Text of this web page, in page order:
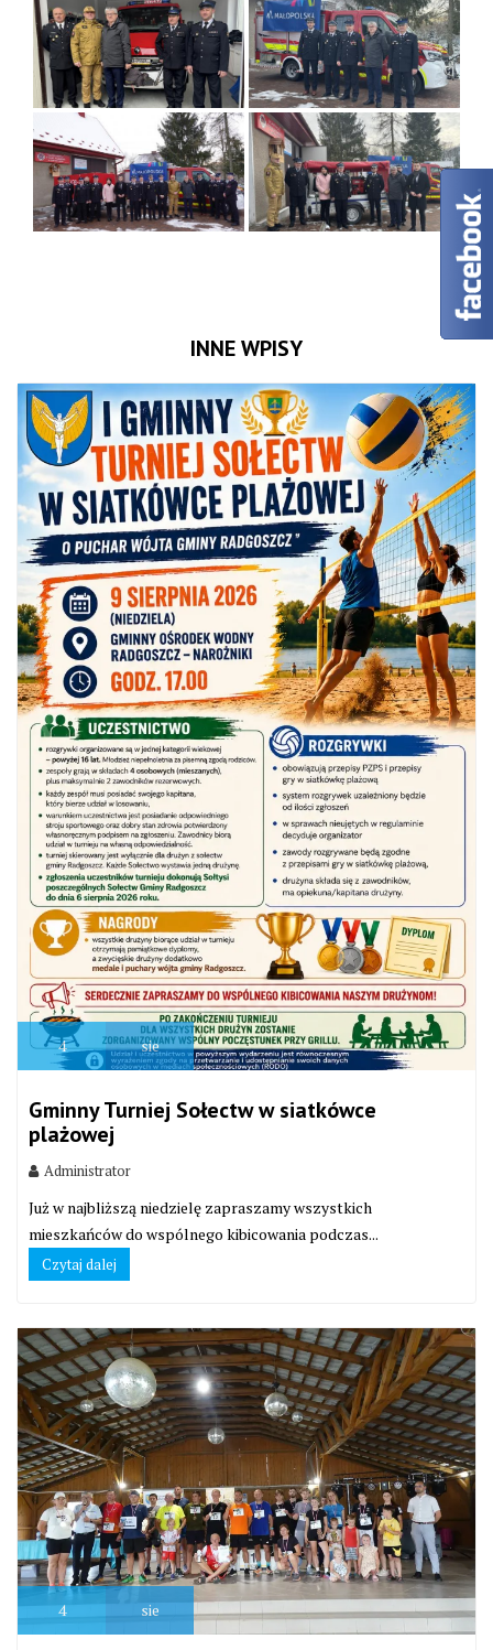
INNE WPISY
4 sie
Gminny Turniej Sołectw w siatkówce
plażowej
Administrator
Już w najbliższą niedzielę zapraszamy wszystkich
mieszkańców do wspólnego kibicowania podczas...
Czytaj dalej
4 sie